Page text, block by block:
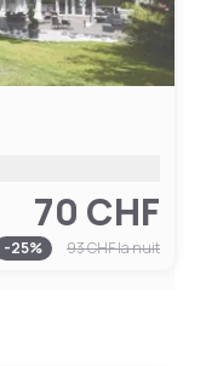
70 CHF
-25% 93 CHFla nuit